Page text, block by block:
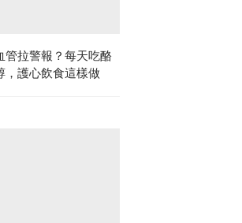
管拉警報？每天吃酪
，護心飲食這樣做